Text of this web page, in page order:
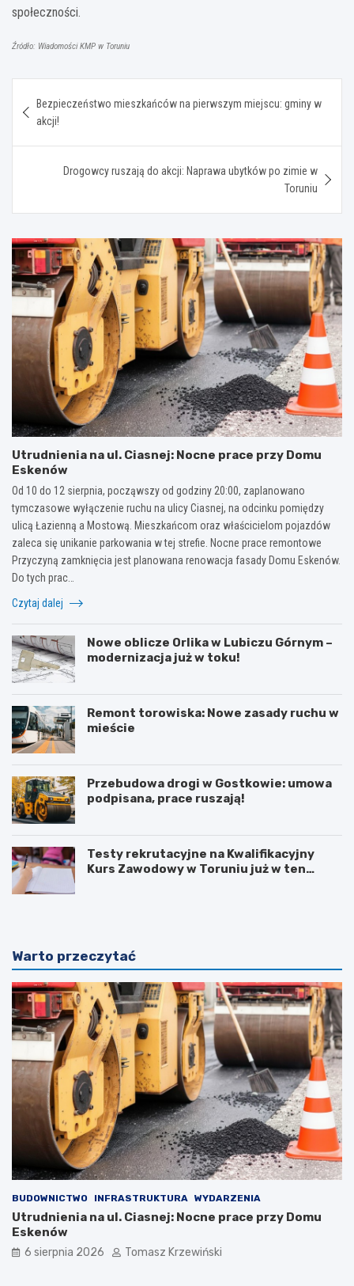
społeczności.
Źródło: Wiadomości KMP w Toruniu
wpisu
Bezpieczeństwo mieszkańców na pierwszym miejscu: gminy w
akcji!
Drogowcy ruszają do akcji: Naprawa ubytków po zimie w
Toruniu
Utrudnienia na ul. Ciasnej: Nocne prace przy Domu
Eskenów
Od 10 do 12 sierpnia, począwszy od godziny 20:00, zaplanowano
tymczasowe wyłączenie ruchu na ulicy Ciasnej, na odcinku pomiędzy
ulicą Łazienną a Mostową. Mieszkańcom oraz właścicielom pojazdów
zaleca się unikanie parkowania w tej strefie. Nocne prace remontowe
Przyczyną zamknięcia jest planowana renowacja fasady Domu Eskenów.
Do tych prac…
Czytaj dalej
Nowe oblicze Orlika w Lubiczu Górnym –
modernizacja już w toku!
Remont torowiska: Nowe zasady ruchu w
mieście
Przebudowa drogi w Gostkowie: umowa
podpisana, prace ruszają!
Testy rekrutacyjne na Kwalifikacyjny
Kurs Zawodowy w Toruniu już w ten
Warto przeczytać
BUDOWNICTWO INFRASTRUKTURA WYDARZENIA
Utrudnienia na ul. Ciasnej: Nocne prace przy Domu
Eskenów
6 sierpnia 2026 Tomasz Krzewiński